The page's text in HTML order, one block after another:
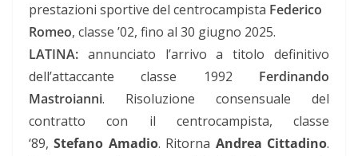
prestazioni sportive del centrocampista Federico
Romeo, classe ’02, fino al 30 giugno 2025.
LATINA: annunciato l’arrivo a titolo definitivo
dell’attaccante classe 1992 Ferdinando
Mastroianni. Risoluzione consensuale del
contratto con il centrocampista, classe
‘89,Stefano Amadio. Ritorna Andrea Cittadino.